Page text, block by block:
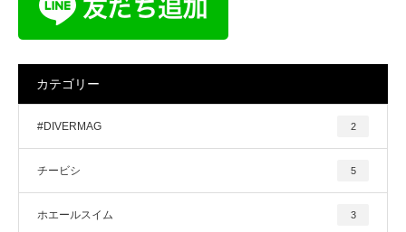
カテゴリー
#DIVERMAG 2
チービシ 5
ホエールスイム 3